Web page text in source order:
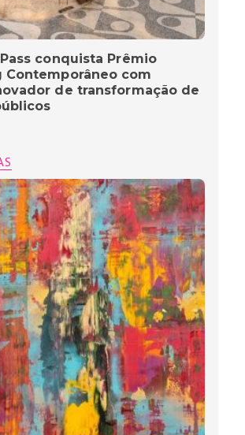
conquista Prêmio
Contemporâneo com
de transformação de